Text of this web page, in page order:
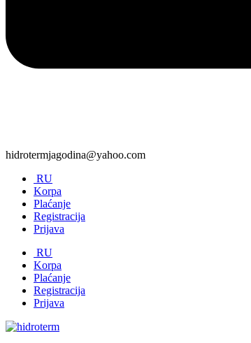
hidrotermjagodina@yahoo.com
RU
Korpa
Plaćanje
Registracija
Prijava
RU
Korpa
Plaćanje
Registracija
Prijava